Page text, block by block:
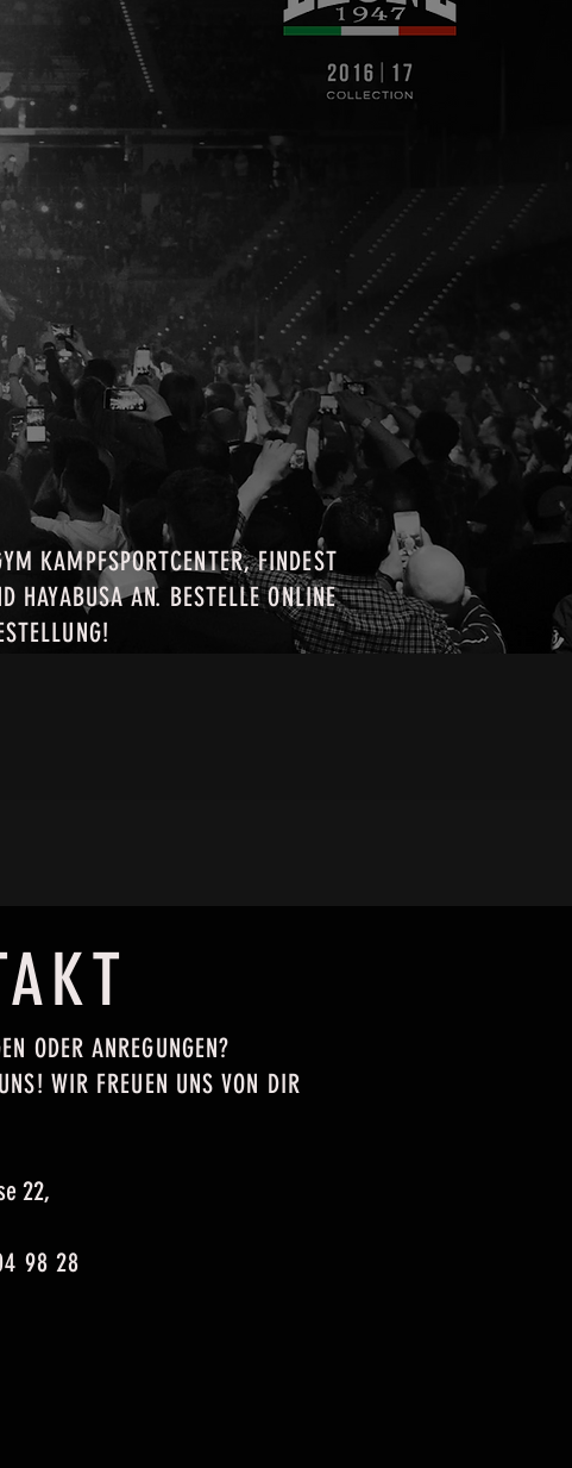
KAMPFSPORTCENTER, FINDEST
HAYABUSA AN. BESTELLE ONLINE
ODER ANREGUNGEN?
WIR FREUEN UNS VON DIR
22,
98 28